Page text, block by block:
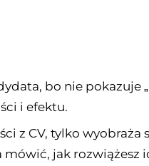
bo nie pokazuje
i efektu.
z CV, tylko wyobraża
jak rozwiążesz